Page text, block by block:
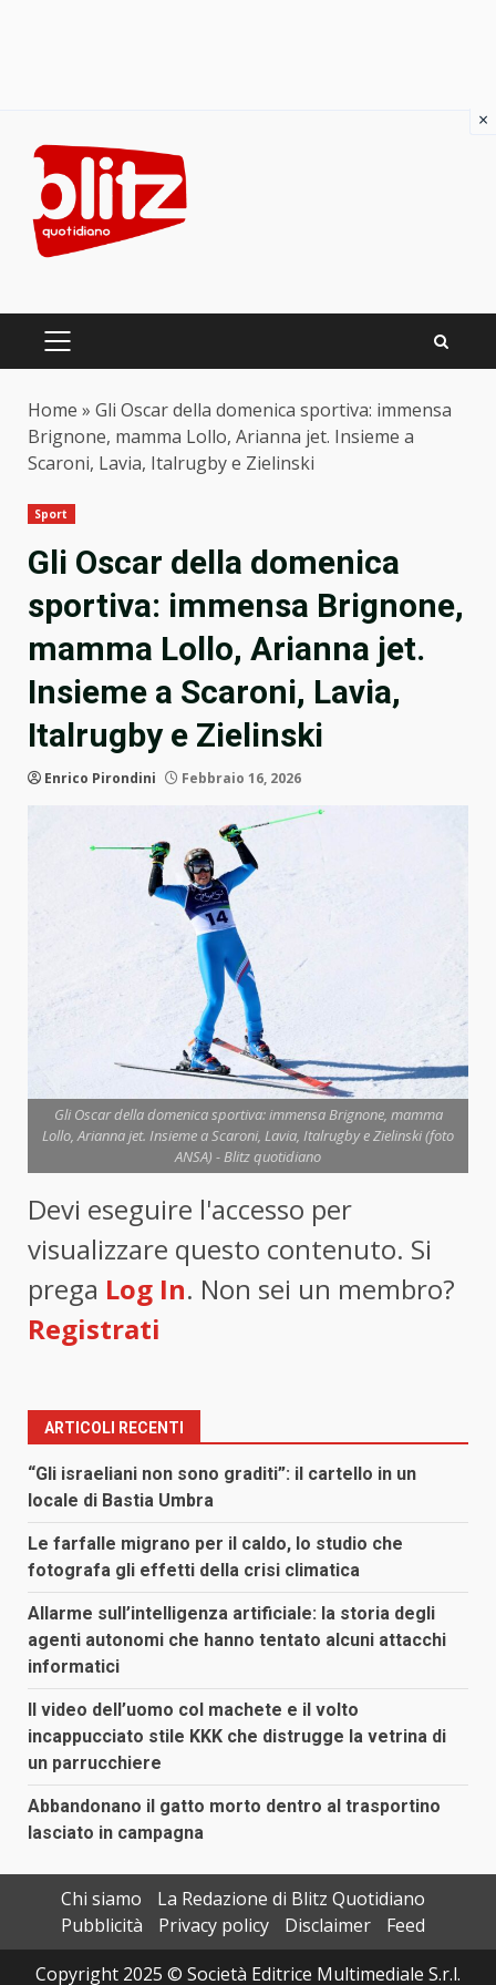
content
PRIMARY
Home » Gli Oscar della domenica sportiva: immensa
Brignone, mamma Lollo, Arianna jet. Insieme a
Scaroni, Lavia, Italrugby e Zielinski
Sport
Gli Oscar della domenica
sportiva: immensa Brignone,
mamma Lollo, Arianna jet.
Insieme a Scaroni, Lavia,
Italrugby e Zielinski
Enrico Pirondini Febbraio 16, 2026
Gli Oscar della domenica sportiva: immensa Brignone, mamma
Lollo, Arianna jet. Insieme a Scaroni, Lavia, Italrugby e Zielinski (foto
ANSA) - Blitz quotidiano
Devi eseguire l'accesso per
visualizzare questo contenuto. Si
prega Log In. Non sei un membro?
Registrati
ARTICOLI RECENTI
“Gli israeliani non sono graditi”: il cartello in un
locale di Bastia Umbra
Le farfalle migrano per il caldo, lo studio che
fotografa gli effetti della crisi climatica
Allarme sull’intelligenza artificiale: la storia degli
agenti autonomi che hanno tentato alcuni attacchi
informatici
Il video dell’uomo col machete e il volto
incappucciato stile KKK che distrugge la vetrina di
un parrucchiere
Abbandonano il gatto morto dentro al trasportino
lasciato in campagna
Chi siamo
La Redazione di Blitz Quotidiano
Pubblicità
Privacy policy Disclaimer
Feed
Copyright 2025 © Società Editrice Multimediale S.r.l.
×